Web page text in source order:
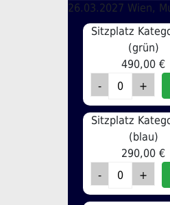
26.03.2027 Wien,
Sitzplatz
(grün)
490,00 €
Sitzplatz
(blau)
290,00 €